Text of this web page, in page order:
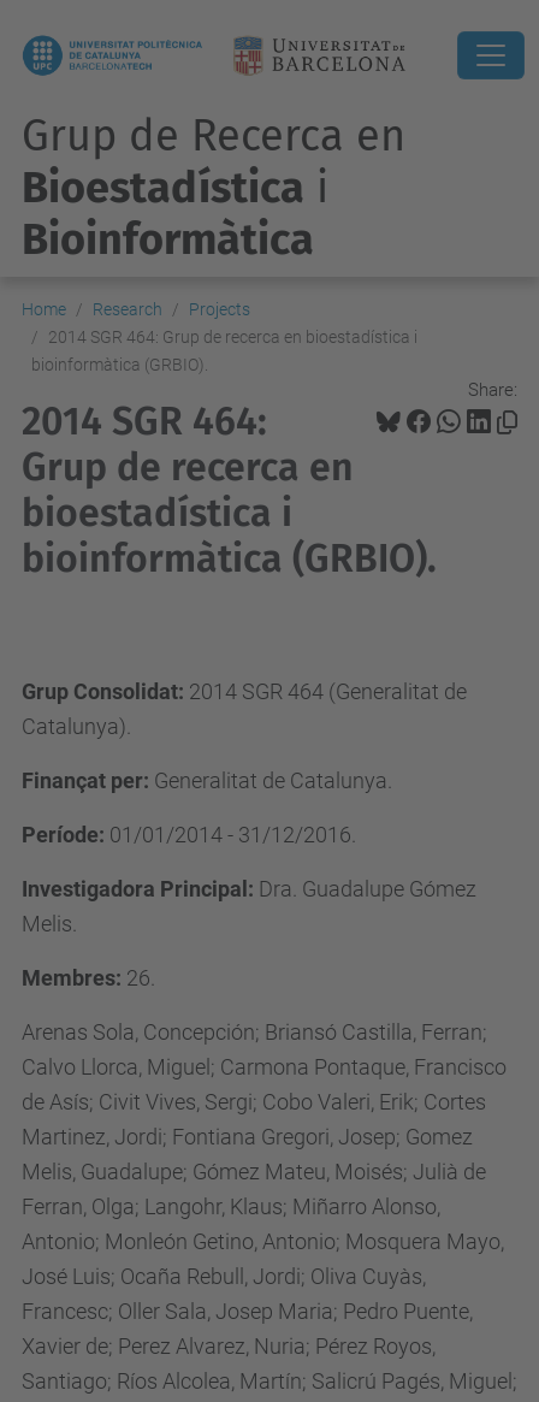
Grup de Recerca en
Bioestadística i
Bioinformàtica
Home Research
Projects
2014 SGR 464: Grup de recerca en bioestadística i
bioinformàtica (GRBIO).
Share:
2014 SGR 464:
Grup de recerca en
bioestadística i
bioinformàtica (GRBIO).
Grup Consolidat: 2014 SGR 464 (Generalitat de
Catalunya).
Finançat per: Generalitat de Catalunya.
Període: 01/01/2014 - 31/12/2016.
Investigadora Principal: Dra. Guadalupe Gómez
Melis.
Membres: 26.
Arenas Sola, Concepción; Briansó Castilla, Ferran;
Calvo Llorca, Miguel; Carmona Pontaque, Francisco
de Asís; Civit Vives, Sergi; Cobo Valeri, Erik; Cortes
Martinez, Jordi; Fontiana Gregori, Josep; Gomez
Melis, Guadalupe; Gómez Mateu, Moisés; Julià de
Ferran, Olga; Langohr, Klaus; Miñarro Alonso,
Antonio; Monleón Getino, Antonio; Mosquera Mayo,
José Luis; Ocaña Rebull, Jordi; Oliva Cuyàs,
Francesc; Oller Sala, Josep Maria; Pedro Puente,
Xavier de; Perez Alvarez, Nuria; Pérez Royos,
Santiago; Ríos Alcolea, Martín; Salicrú Pagés, Miguel;